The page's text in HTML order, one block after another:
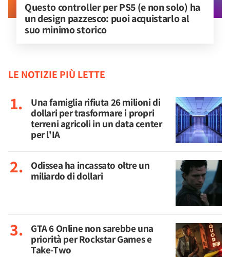
Questo controller per PS5 (e non solo) ha
un design pazzesco: puoi acquistarlo al
suo minimo storico
LE NOTIZIE PIÙ LETTE
Una famiglia rifiuta 26 milioni di
dollari per trasformare i propri
terreni agricoli in un data center
per l'IA
Odissea ha incassato oltre un
miliardo di dollari
GTA 6 Online non sarebbe una
priorità per Rockstar Games e
Take-Two